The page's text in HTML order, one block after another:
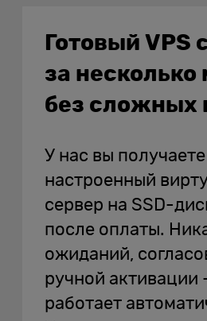
Готовый VPS
за несколько
без сложных
У нас вы получаете
настроенный
сервер на SSD-
после оплаты.
ожиданий,
ручной активации
работает